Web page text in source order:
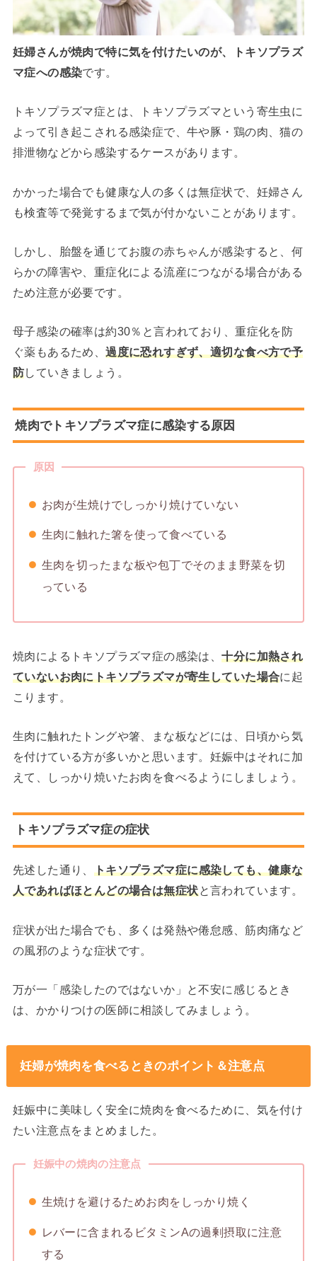
妊婦さんが焼肉で特に気を付けたいのが、トキソプラズ
マ症への感染です。
トキソプラズマ症とは、トキソプラズマという寄生虫に
よって引き起こされる感染症で、牛や豚・鶏の肉、猫の
排泄物などから感染するケースがあります。
かかった場合でも健康な人の多くは無症状で、妊婦さん
も検査等で発覚するまで気が付かないことがあります。
しかし、胎盤を通じてお腹の赤ちゃんが感染すると、何
らかの障害や、重症化による流産につながる場合がある
ため注意が必要です。
母子感染の確率は約30％と言われており、重症化を防
ぐ薬もあるため、過度に恐れすぎず、適切な食べ方で予
防していきましょう。
焼肉でトキソプラズマ症に感染する原因
原因
お肉が生焼けでしっかり焼けていない
生肉に触れた箸を使って食べている
生肉を切ったまな板や包丁でそのまま野菜を切
っている
焼肉によるトキソプラズマ症の感染は、十分に加熱され
ていないお肉にトキソプラズマが寄生していた場合に起
こります。
生肉に触れたトングや箸、まな板などには、日頃から気
を付けている方が多いかと思います。妊娠中はそれに加
えて、しっかり焼いたお肉を食べるようにしましょう。
トキソプラズマ症の症状
先述した通り、 トキソプラズマ症に感染しても、健康な
人であればほとんどの場合は無症状と言われています。
症状が出た場合でも、多くは発熱や倦怠感、筋肉痛など
の風邪のような症状です。
万が一「感染したのではないか」と不安に感じるとき
は、かかりつけの医師に相談してみましょう。
妊婦が焼肉を食べるときのポイント＆注意点
妊娠中に美味しく安全に焼肉を食べるために、気を付け
たい注意点をまとめました。
妊娠中の焼肉の注意点
生焼けを避けるためお肉をしっかり焼く
レバーに含まれるビタミンAの過剰摂取に注意
する